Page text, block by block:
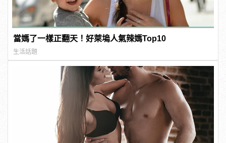
當媽了一樣正翻天！好萊塢人氣辣媽Top10
生活話題